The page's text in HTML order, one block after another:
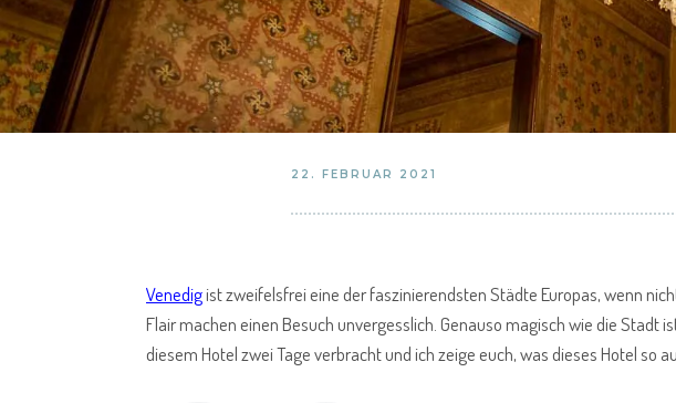
22. FEBRUAR 2021
Venedigist zweifelsfrei eine der faszinierendsten Städte Europas, wenn
Flair machen einen Besuch unvergesslich. Genauso magisch wie die Stadt
diesem Hotel zwei Tage verbracht und ich zeige euch, was dieses Hotel so